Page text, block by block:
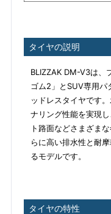
タイヤの説明
BLIZZAK DM-V3は、
ゴム2」とSUV専用パ
ッドレスタイヤです
ナリング性能を実現
ト路面などさまざま
らに高い排水性と耐
るモデルです。
タイヤの特性